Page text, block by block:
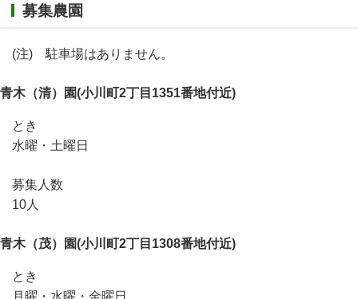
募集農園
(注) 駐車場はありません。
青木（清）園(小川町2丁目1351番地付近)
とき
水曜・土曜日
募集人数
10人
青木（茂）園(小川町2丁目1308番地付近)
とき
月曜・水曜・金曜日